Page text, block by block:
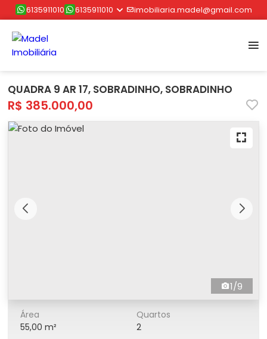
6135911010 6135911010 imobiliaria.madel@gmail.com
QUADRA 9 AR 17, SOBRADINHO, SOBRADINHO
R$ 385.000,00
1/9
Área
55,00 m²
Quartos
2